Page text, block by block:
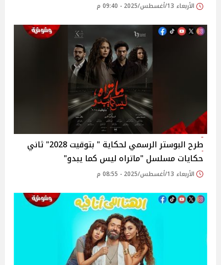
الأربعاء 13/أغسطس/2025 - 09:40 م
طرح البوستر الرسمي لحكاية " بتوقيت 2028" ثاني
حكايات مسلسل "ماتراه ليس كما يبدو"‎
الأربعاء 13/أغسطس/2025 - 08:55 م